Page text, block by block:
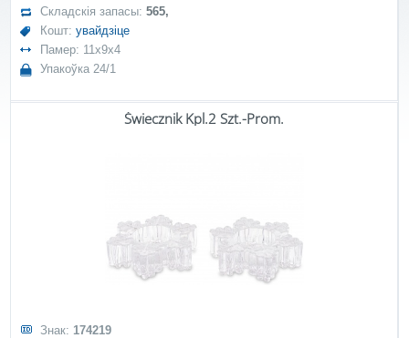
Складскія запасы:565,
Кошт:увайдзіце
Памер: 11x9x4
Упакоўка 24/1
Świecznik Kpl.2 Szt.-Prom.
Знак: 174219